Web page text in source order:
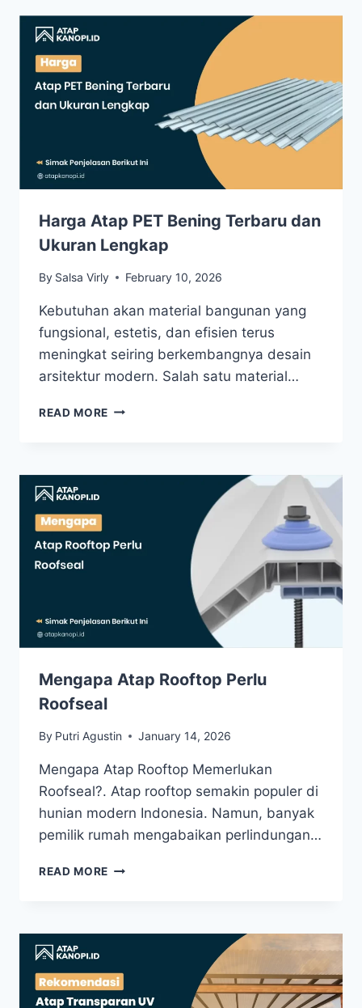
Harga Atap PET Bening Terbaru dan
Ukuran Lengkap
By Salsa Virly February 10, 2026
Kebutuhan akan material bangunan yang
fungsional, estetis, dan efisien terus
meningkat seiring berkembangnya desain
arsitektur modern. Salah satu material…
READ MORE
Mengapa Atap Rooftop Perlu
Roofseal
By Putri Agustin January 14, 2026
Mengapa Atap Rooftop Memerlukan
Roofseal?. Atap rooftop semakin populer di
hunian modern Indonesia. Namun, banyak
pemilik rumah mengabaikan perlindungan…
READ MORE